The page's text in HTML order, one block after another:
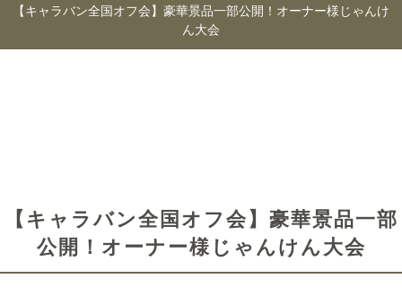
【キャラバン全国オフ会】豪華景品一部公開！オーナー様じゃんけ
ん大会
【キャラバン全国オフ会】豪華景品一部
公開！オーナー様じゃんけん大会